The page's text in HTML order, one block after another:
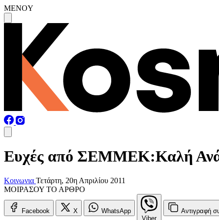
MENOY
Ευχές από ΣΕΜΜΕΚ:Καλή
Κοινωνια Τετάρτη, 20η Απριλίου 2011
ΜΟΙΡΑΣΟΥ ΤΟ ΑΡΘΡΟ
Facebook X
WhatsApp
Viber
Αντιγραφή